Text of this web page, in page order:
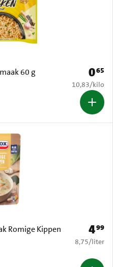
60 g Prijs:
065
€ 10,83 per
10,83/kilo
Romige Kippen
Prijs:
499
€ 8,75 per
8,75/liter